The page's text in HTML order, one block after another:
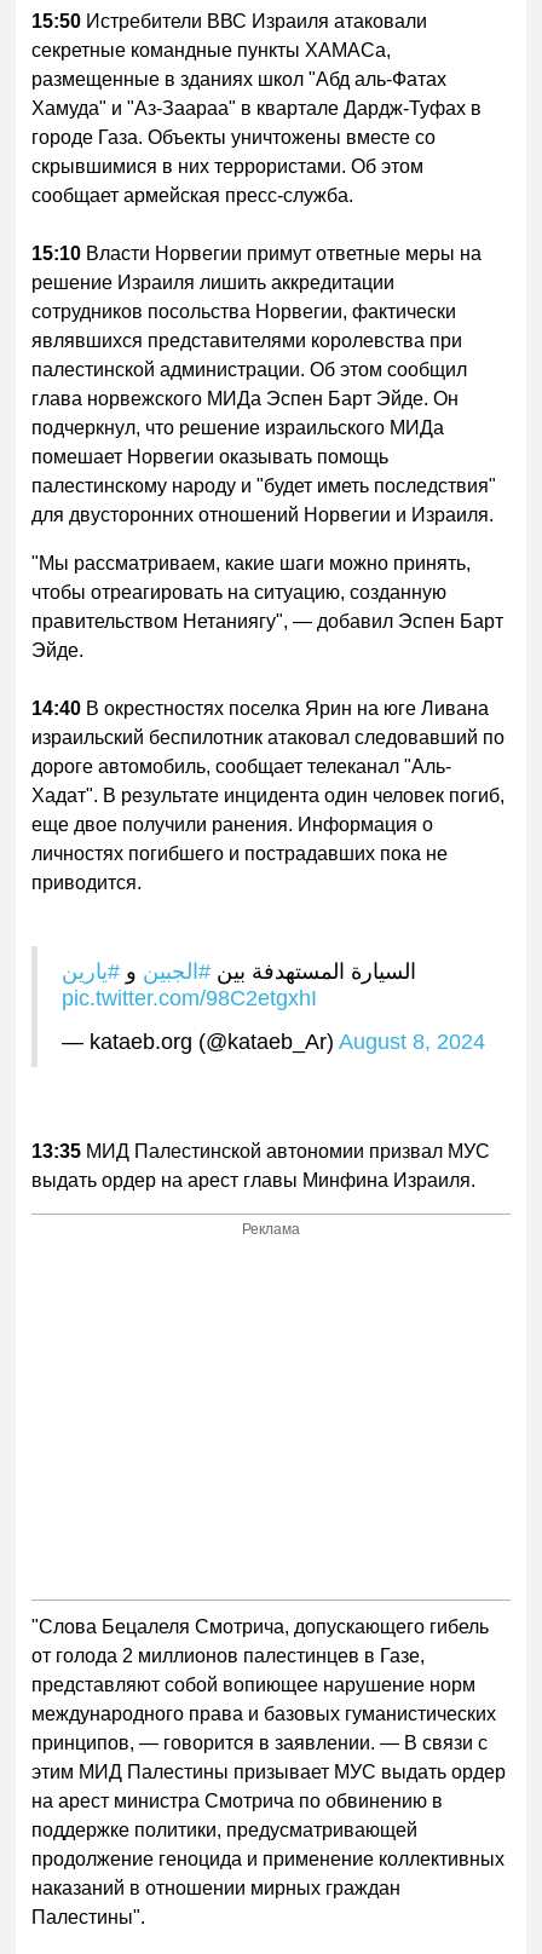
15:50 Истребители ВВС Израиля атаковали
секретные командные пункты ХАМАСа,
размещенные в зданиях школ "Абд аль-Фатах
Хамуда" и "Аз-Заараа" в квартале Дардж-Туфах в
городе Газа. Объекты уничтожены вместе со
скрывшимися в них террористами. Об этом
сообщает армейская пресс-служба.
15:10 Власти Норвегии примут ответные меры на
решение Израиля лишить аккредитации
сотрудников посольства Норвегии, фактически
являвшихся представителями королевства при
палестинской администрации. Об этом сообщил
глава норвежского МИДа Эспен Барт Эйде. Он
подчеркнул, что решение израильского МИДа
помешает Норвегии оказывать помощь
палестинскому народу и "будет иметь последствия"
для двусторонних отношений Норвегии и Израиля.
"Мы рассматриваем, какие шаги можно принять,
чтобы отреагировать на ситуацию, созданную
правительством Нетаниягу", — добавил Эспен Барт
Эйде.
14:40 В окрестностях поселка Ярин на юге Ливана
израильский беспилотник атаковал следовавший по
дороге автомобиль, сообщает телеканал "Аль-
Хадат". В результате инцидента один человек погиб,
еще двое получили ранения. Информация о
личностях погибшего и пострадавших пока не
приводится.
السيارة المستهدفة بين #الجبين و #يارين
pic.twitter.com/98C2etgxhI
— kataeb.org (@kataeb_Ar)August 8, 2024
13:35 МИД Палестинской автономии призвал МУС
выдать ордер на арест главы Минфина Израиля.
Реклама
"Слова Бецалеля Смотрича, допускающего гибель
от голода 2 миллионов палестинцев в Газе,
представляют собой вопиющее нарушение норм
международного права и базовых гуманистических
принципов, — говорится в заявлении. — В связи с
этим МИД Палестины призывает МУС выдать ордер
на арест министра Смотрича по обвинению в
поддержке политики, предусматривающей
продолжение геноцида и применение коллективных
наказаний в отношении мирных граждан
Палестины".